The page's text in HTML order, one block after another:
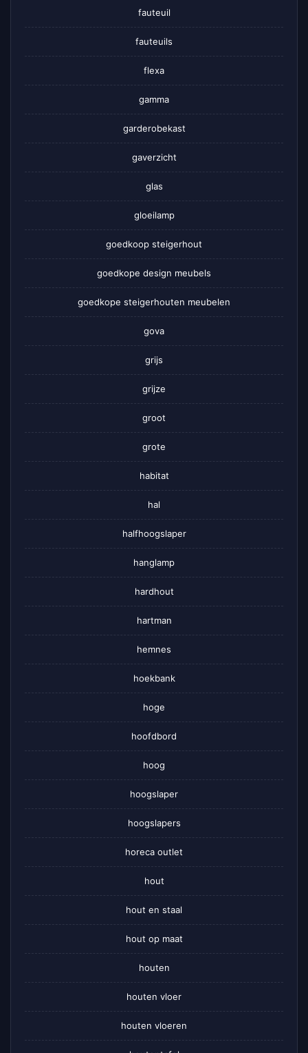
fauteuil
fauteuils
flexa
gamma
garderobekast
gaverzicht
glas
gloeilamp
goedkoop steigerhout
goedkope design meubels
goedkope steigerhouten meubelen
gova
grijs
grijze
groot
grote
habitat
hal
halfhoogslaper
hanglamp
hardhout
hartman
hemnes
hoekbank
hoge
hoofdbord
hoog
hoogslaper
hoogslapers
horeca outlet
hout
hout en staal
hout op maat
houten
houten vloer
houten vloeren